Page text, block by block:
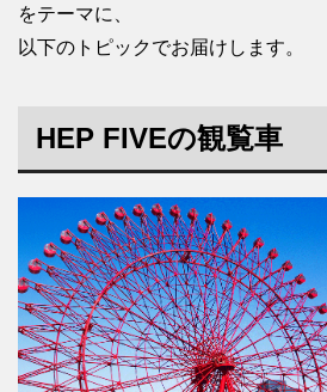
をテーマに、
以下のトピックでお届けします。
HEP FIVEの観覧車